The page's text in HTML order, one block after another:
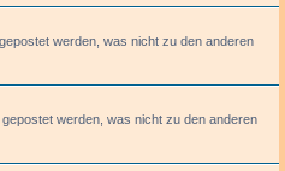
werden, was nicht zu den anderen
werden, was nicht zu den anderen